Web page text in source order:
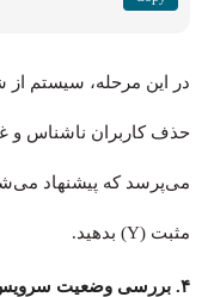
حذف کاربران ناشناس و
می‌پرسد که پیشنهاد
مثبت (Y) بدهید.
۴. بررسی وضعیت سرویس